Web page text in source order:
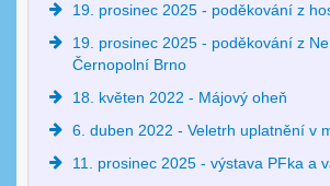
19. prosinec 2025 - poděkování z
19. prosinec 2025 - poděkování z
Černopolní Brno
18. květen 2022 - Májový oheň
6. duben 2022 - Veletrh uplatnění v
11. prosinec 2025 - výstava PFka a